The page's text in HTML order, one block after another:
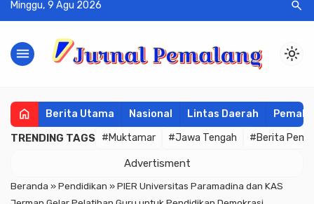
Minggu, 9 Agu 2026 search
menu light_mode
home Berita Utama Nasional Lintas Daerah
TRENDING TAGS #Muktamar #Jawa Tengah #Berita
Advertisment
Beranda »Pendidikan »PIER Universitas Paramadina dan KAS